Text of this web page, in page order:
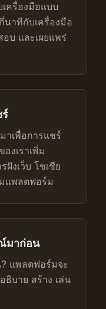
ครื่องมือแบบ
นาทีกับเครื่องมือ
บ และเผยแพร่
ร์
าเพื่อการแชร์
งเราเพิ่ม
งเว็บ โซเชีย
แพลตฟอร์ม
มาก่อน
แพลตฟอร์มจะ
บาย สร้าง เล่น